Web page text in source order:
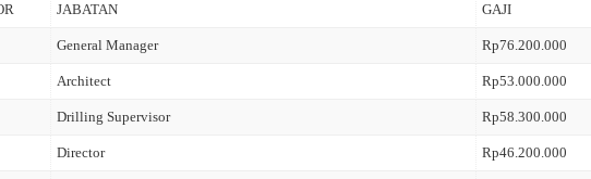
JABATAN GAJI
General Manager Rp76.200.000
Architect Rp53.000.000
Drilling Supervisor Rp58.300.000
Director Rp46.200.000